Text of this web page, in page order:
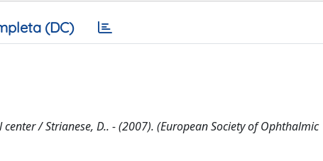
(DC)
/ Strianese, D.. - (2007). (European Society of Ophthalmic